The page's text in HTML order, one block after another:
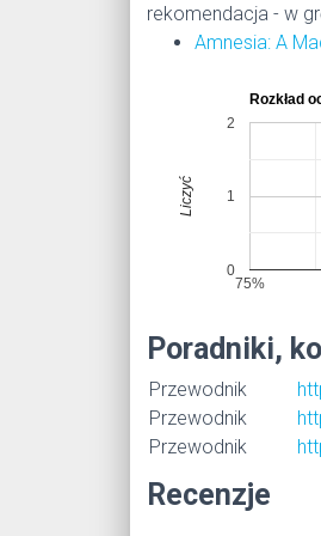
rekomendacja - w
Amnesia: A
Rozkład
75%
0
1
2
Liczyć
Poradniki,
Przewodnik
Przewodnik
Przewodnik
Recenzje